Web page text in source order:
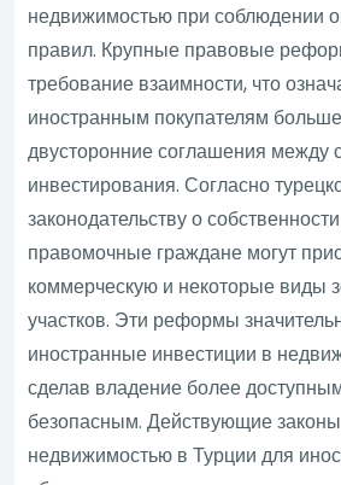
недвижимостью при соблюдении
правил. Крупные правовые
требование взаимности, что
иностранным покупателям
двусторонние соглашения между
инвестирования. Согласно
законодательству о
правомочные граждане могут
коммерческую и некоторые виды
участков. Эти реформы
иностранные инвестиции в
сделав владение более
безопасным. Действующие
недвижимостью в Турции для